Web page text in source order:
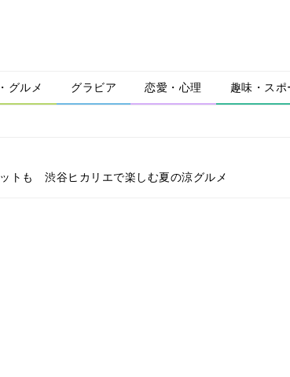
グルメ グラビア 恋愛・心理 趣味・スポ
トも 渋谷ヒカリエで楽しむ夏の涼グルメ